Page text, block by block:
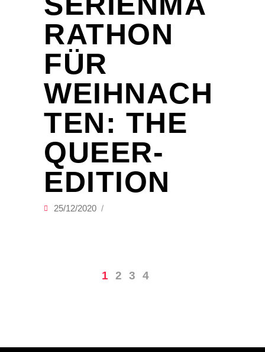
RATHON
FÜR
WEIHNACH
TEN: THE
QUEER-
EDITION
25/12/2020
1 2 3 4